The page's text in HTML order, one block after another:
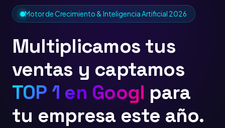
Motor de Crecimiento & Inteligencia Artificial 2026
Multiplicamos tus
ventas y captamos
TOP 1 en Googlepara
tu empresa este año.